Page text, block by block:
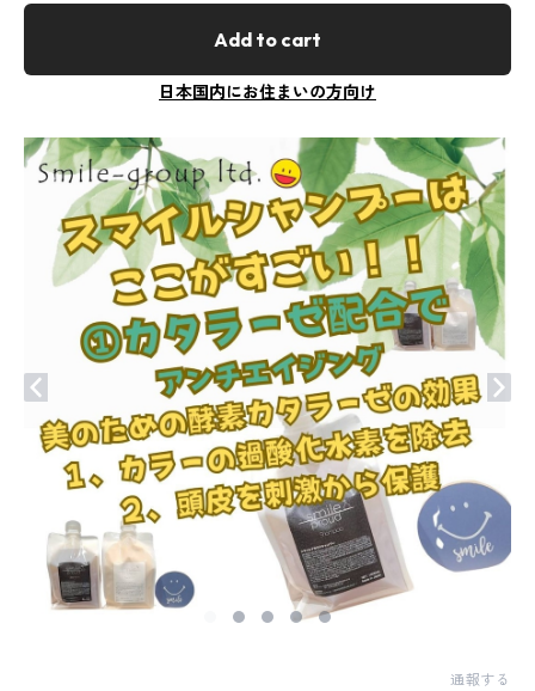
Add to cart
日本国内にお住まいの方向け
通報する